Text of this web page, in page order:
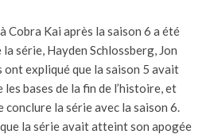
Cobra Kai après la saison 6 a été
série, Hayden Schlossberg, Jon
ont expliqué que la saison 5 avait
bases de la fin de l’histoire, et
conclure la série avec la saison 6.
la série avait atteint son apogée